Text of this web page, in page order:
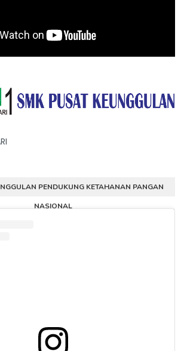
PENDUKUNG KETAHANAN PANGAN
NASIONAL